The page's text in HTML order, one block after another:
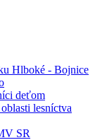
Hlboké - Bojnice
deťom
lesníctva
SR